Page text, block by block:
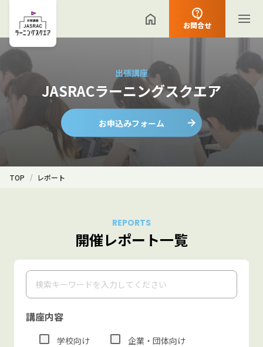
お問合せ
出張講座
JASRACラーニングスクエア
お申込みフォーム
TOP レポート
REPORTS
開催レポート一覧
講座内容
学校向け
企業・団体向け